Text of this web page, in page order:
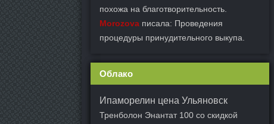
похожа на благотворительность.
Morozova писала: Проведения
процедуры принудительного выкупа.
Облако
Ипаморелин цена Ульяновск
Тренболон Энантат 100 со скидкой